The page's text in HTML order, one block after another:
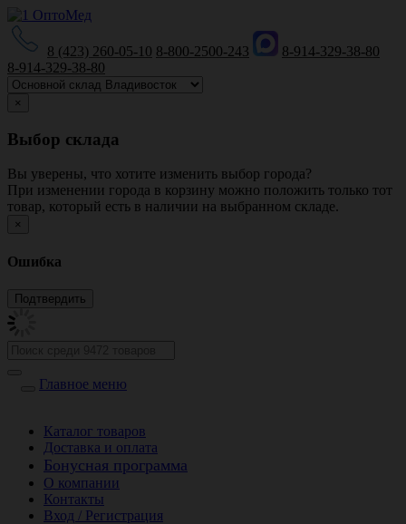
8 (423) 260-05-10 8-800-2500-243
8-914-329-38-80
8-914-329-38-80
×
Выбор склада
Вы уверены, что хотите изменить выбор города?
При изменении города в корзину можно положить только тот
товар, который есть в наличии на выбранном складе.
×
Ошибка
Главное меню
Каталог товаров
Доставка и оплата
Бонусная программа
О компании
Контакты
Вход / Регистрация